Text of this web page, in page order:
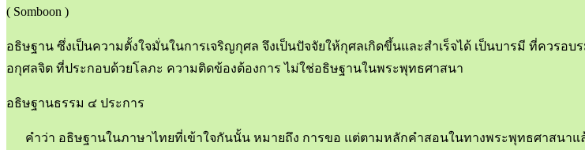
( Somboon )
อธิษฐาน ซึ่งเป็นความตั้งใจมั่นในการเจริญกุศล จึงเป็นปัจจัยให้กุศลเกิดขึ้นและสำเร็จได้ เป็นบารมี ที่ควรอ
อกุศลจิต ที่ประกอบด้วยโลภะ ความติดข้องต้องการ ไม่ใช่อธิษฐานในพระพุทธศาสนา
อธิษฐานธรรม ๔ ประการ
คำว่า อธิษฐานในภาษาไทยที่เข้าใจกันนั้น หมายถึง การขอ แต่ตามหลักคำสอนในทางพระพุทธศาสนา